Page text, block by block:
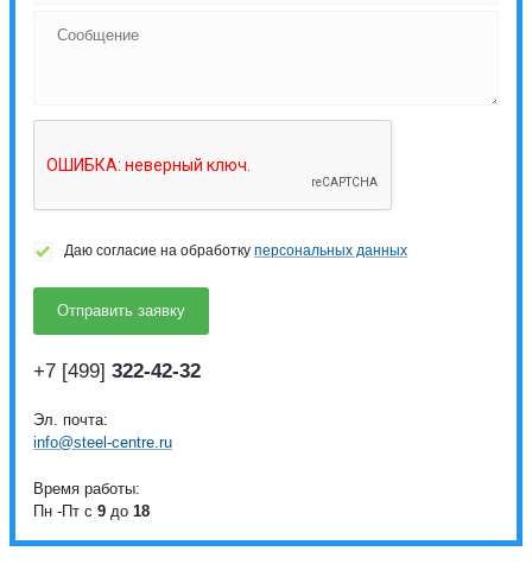
Даю согласие на обработку персональных данных
+7 [499] 322-42-32
Эл. почта:
info@steel-centre.ru
Время работы:
Пн -Пт с 9 до 18